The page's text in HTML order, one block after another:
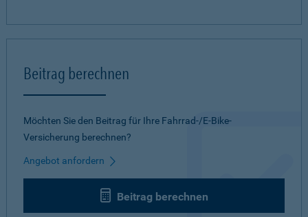
Beitrag berechnen
Möchten Sie den Beitrag für Ihre Fahrrad-/E-Bike-
Versicherung berechnen?
Angebot anfordern
Beitrag berechnen